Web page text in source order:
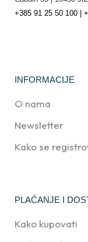
+385 91 25 50 100 |
INFORMACIJE
O nama
Newsletter
Kako se
PLAĆANJE I
Kako kupovati